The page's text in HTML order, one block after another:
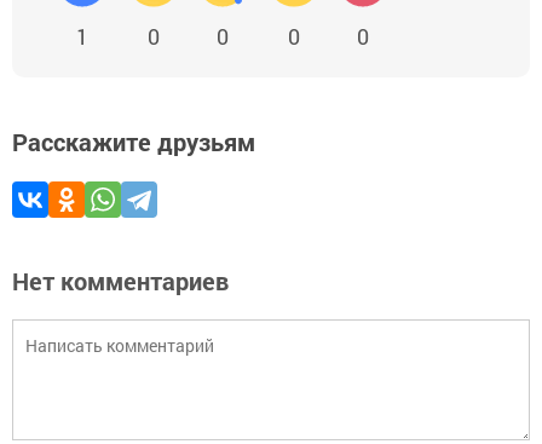
1 0 0 0 0
Расскажите друзьям
Нет комментариев